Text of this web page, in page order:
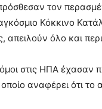
τον
Κόκκινο
όλο και
στις ΗΠΑ έχασαν
αναφέρει ότι το